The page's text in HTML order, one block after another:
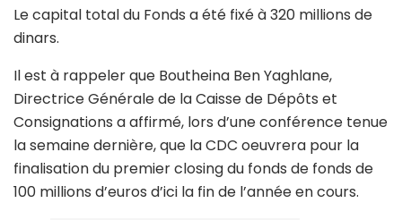
Le capital total du Fonds a été fixé à 320 millions de
dinars.
Il est à rappeler que Boutheina Ben Yaghlane,
Directrice Générale de la Caisse de Dépôts et
Consignations a affirmé, lors d’une conférence tenue
la semaine dernière, que la CDC oeuvrera pour la
finalisation du premier closing du fonds de fonds de
100 millions d’euros d’ici la fin de l’année en cours.